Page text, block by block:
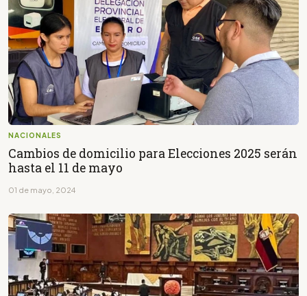
NACIONALES
Cambios de domicilio para Elecciones 2025 serán
hasta el 11 de mayo
01 de mayo, 2024